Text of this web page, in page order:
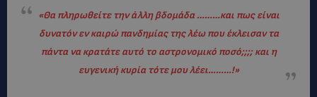
«Θα πληρωθείτε την άλλη βδομάδα ………και πως είναι
δυνατόν εν καιρώ πανδημίας της λέω που έκλεισαν τα
πάντα να κρατάτε αυτό το αστρονομικό ποσό;;;; και η
ευγενική κυρία τότε μου λέει………!»